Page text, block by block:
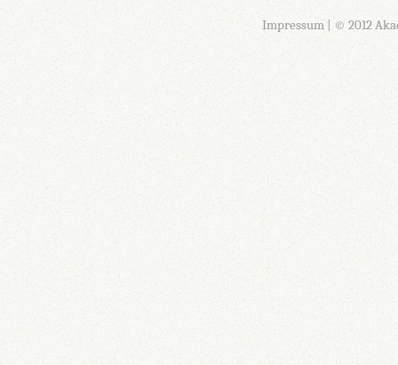
Impressum| © 2012